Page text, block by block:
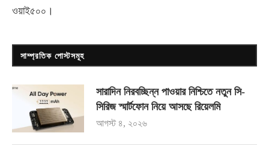
ওয়াই৫০০ ।
সাম্প্রতিক পোস্টসমূহ
সারাদিন নিরবচ্ছিন্ন পাওয়ার নিশ্চিতে নতুন সি-
সিরিজ স্মার্টফোন নিয়ে আসছে রিয়েলমি
আগস্ট ৪, ২০২৬